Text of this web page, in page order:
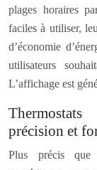
plages horaires
faciles à utiliser,
d’économie
utilisateurs
L’affichage est
précision et
Plus précis que